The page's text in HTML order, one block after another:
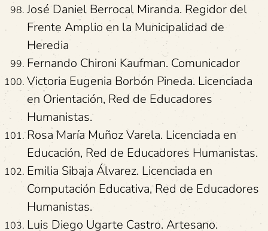
José Daniel Berrocal Miranda. Regidor del
Frente Amplio en la Municipalidad de
Heredia
Fernando Chironi Kaufman. Comunicador
Victoria Eugenia Borbón Pineda. Licenciada
en Orientación, Red de Educadores
Humanistas.
Rosa María Muñoz Varela. Licenciada en
Educación, Red de Educadores Humanistas.
Emilia Sibaja Álvarez. Licenciada en
Computación Educativa, Red de Educadores
Humanistas.
Luis Diego Ugarte Castro. Artesano.